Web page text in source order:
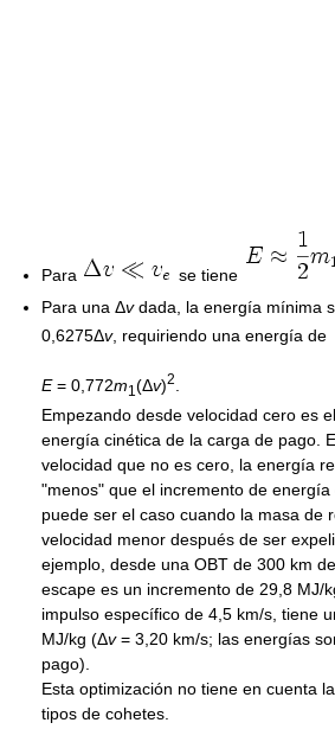
Para
se tiene
Para una Δvdada, la energía mínima
0,6275Δv, requiriendo una energía de
E= 0,772m1 (Δv)2
Empezando desde velocidad cero es
energía cinética de la carga de pago.
velocidad que no es cero, la energía
"menos" que el incremento de
puede ser el caso cuando la masa de
velocidad menor después de ser
ejemplo, desde una OBT de 300 km
escape es un incremento de 29,8 MJ/
impulso específico de 4,5 km/s, tiene
MJ/kg (Δv= 3,20 km/s; las energías
pago).
Esta optimización no tiene en cuenta
tipos de cohetes.